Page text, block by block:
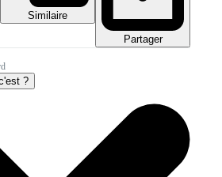
Similaire
Partager
?